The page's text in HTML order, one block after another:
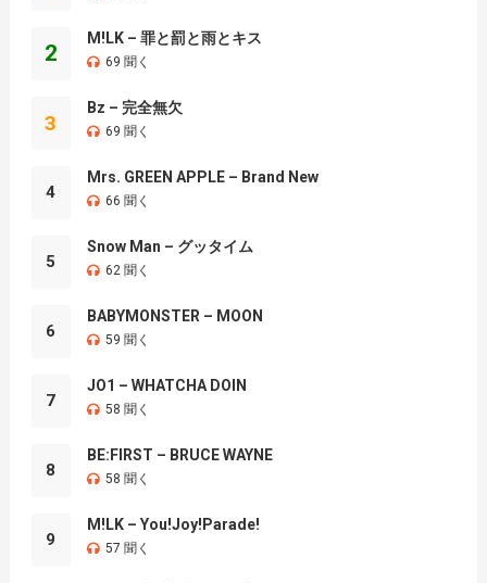
2
M!LK – 罪と罰と雨とキス
69 聞く
3
Bz – 完全無欠
69 聞く
4
Mrs. GREEN APPLE – Brand New
66 聞く
5
Snow Man – グッタイム
62 聞く
6
BABYMONSTER – MOON
59 聞く
7
JO1 – WHATCHA DOIN
58 聞く
8
BE:FIRST – BRUCE WAYNE
58 聞く
9
M!LK – You!Joy!Parade!
57 聞く